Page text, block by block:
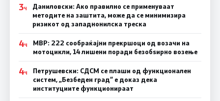
3Ч
Даниловски: Ако правилно се применуваат
методите на заштита, може да се минимизира
ризикот од западнонилска треска
4Ч
МВР: 222 сообраќајни прекршоци од возачи на
мотоцикли, 14 лишени поради безобѕирно возење
4Ч
Петрушевски: СДСМ се плаши од функционален
систем, „Безбеден град“ е доказ дека
институциите функционираат